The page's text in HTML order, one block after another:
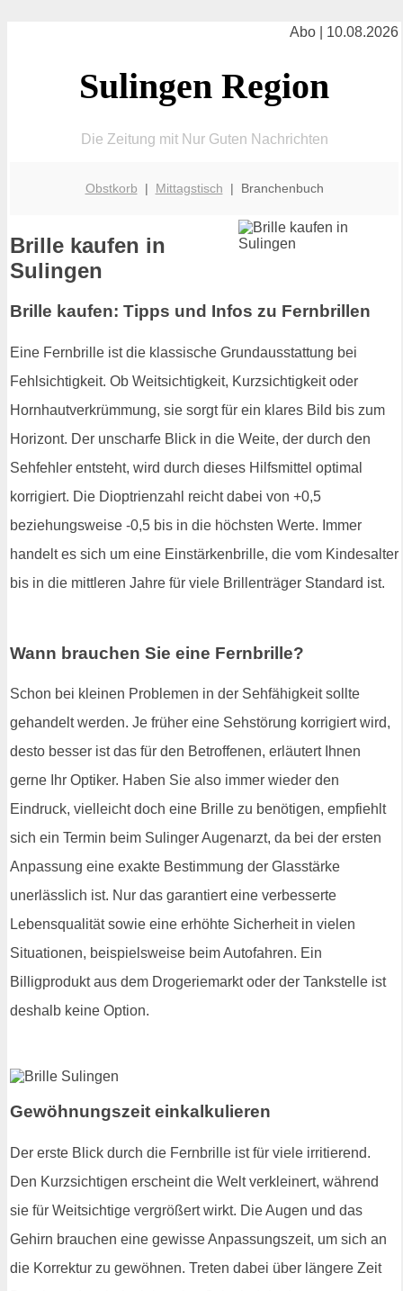
Abo | 10.08.2026
Sulingen Region
Die Zeitung mit Nur Guten Nachrichten
Obstkorb | Mittagstisch | Branchenbuch
Brille kaufen in
Sulingen
Brille kaufen: Tipps und Infos zu Fernbrillen
Eine Fernbrille ist die klassische Grundausstattung bei
Fehlsichtigkeit. Ob Weitsichtigkeit, Kurzsichtigkeit oder
Hornhautverkrümmung, sie sorgt für ein klares Bild bis zum
Horizont. Der unscharfe Blick in die Weite, der durch den
Sehfehler entsteht, wird durch dieses Hilfsmittel optimal
korrigiert. Die Dioptrienzahl reicht dabei von +0,5
beziehungsweise -0,5 bis in die höchsten Werte. Immer
handelt es sich um eine Einstärkenbrille, die vom Kindesalter
bis in die mittleren Jahre für viele Brillenträger Standard ist.
Wann brauchen Sie eine Fernbrille?
Schon bei kleinen Problemen in der Sehfähigkeit sollte
gehandelt werden. Je früher eine Sehstörung korrigiert wird,
desto besser ist das für den Betroffenen, erläutert Ihnen
gerne Ihr Optiker. Haben Sie also immer wieder den
Eindruck, vielleicht doch eine Brille zu benötigen, empfiehlt
sich ein Termin beim Sulinger Augenarzt, da bei der ersten
Anpassung eine exakte Bestimmung der Glasstärke
unerlässlich ist. Nur das garantiert eine verbesserte
Lebensqualität sowie eine erhöhte Sicherheit in vielen
Situationen, beispielsweise beim Autofahren. Ein
Billigprodukt aus dem Drogeriemarkt oder der Tankstelle ist
deshalb keine Option.
Gewöhnungszeit einkalkulieren
Der erste Blick durch die Fernbrille ist für viele irritierend.
Den Kurzsichtigen erscheint die Welt verkleinert, während
sie für Weitsichtige vergrößert wirkt. Die Augen und das
Gehirn brauchen eine gewisse Anpassungszeit, um sich an
die Korrektur zu gewöhnen. Treten dabei über längere Zeit